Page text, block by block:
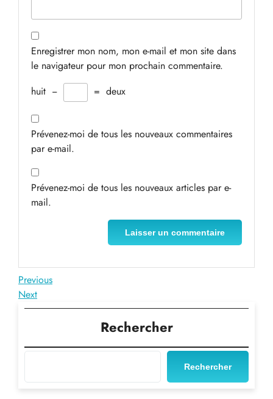
Enregistrer mon nom, mon e-mail et mon site dans
le navigateur pour mon prochain commentaire.
huit − = deux
Prévenez-moi de tous les nouveaux commentaires
par e-mail.
Prévenez-moi de tous les nouveaux articles par e-
mail.
Navigation
de
Previous
Post
Previous
Next
Post
Next
Rechercher
Rechercher